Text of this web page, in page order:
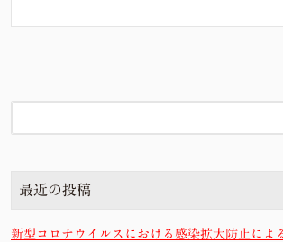
最近の投稿
新型コロナウイルスにおける感染拡大防止によ